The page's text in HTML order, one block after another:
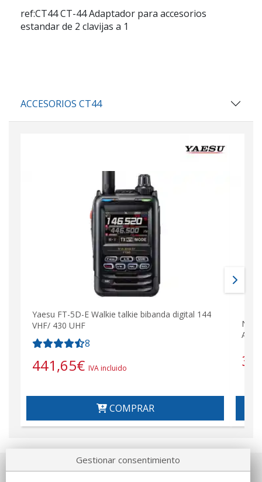
ref:CT44CT-44 Adaptador para accesorios
estandar de 2 clavijas a 1
ACCESORIOS CT44
Yaesu FT-5D-E Walkie talkie bibanda digital 144
VHF/ 430 UHF
8
441,65€ IVA incluido
COMPRAR
Gestionar consentimiento